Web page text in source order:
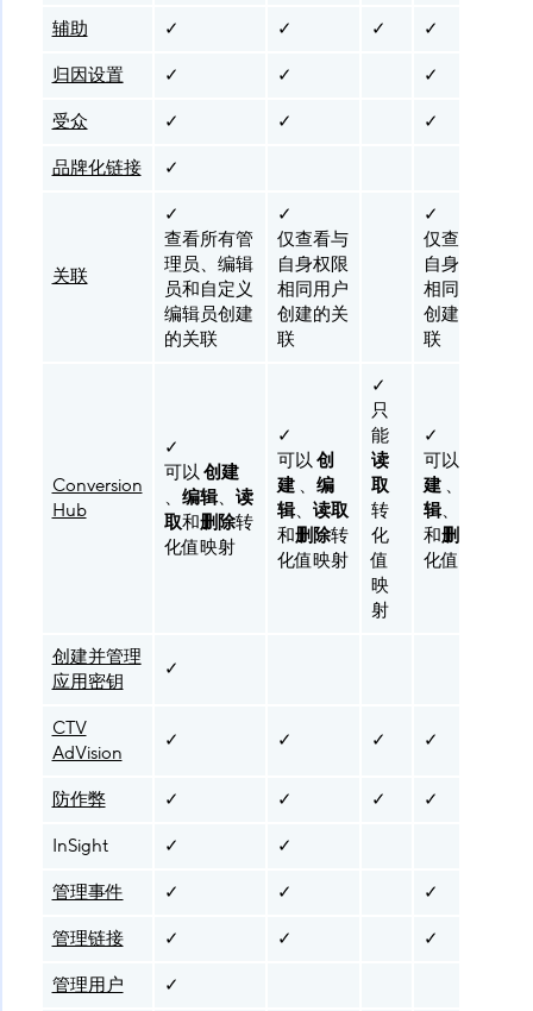
辅助 ✓ ✓ ✓ ✓
归因设置
✓ ✓
✓
受众
✓ ✓
✓
品牌化链接
✓
关联
✓
查看所有管
理员、编辑
员和自定义
编辑员创建
的关联
✓
仅查看与
自身权限
相同用户
创建的关
联
✓
仅查看与
自身权限
相同用户
创建的关
联
Conversion
Hub
✓
可以创建
、 编辑、 读
取和删除转
化值映射
✓
可以创
建、 编
辑、 读取
和删除转
化值映射
✓
只
能
读
取
转
化
值
映
射
✓
可以
建、
辑、
和删除
化值映射
创建并管理
应用密钥
✓
CTV
AdVision
✓ ✓ ✓ ✓
防作弊 ✓ ✓ ✓ ✓
InSight
✓
✓
管理事件
✓ ✓
✓
管理链接
✓ ✓
✓
管理用户
✓